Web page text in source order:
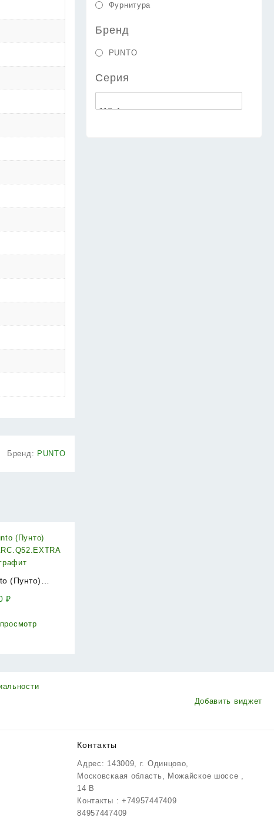
Бренд: PUNTO
(Пунто)
₽
Фурнитура
Бренд
PUNTO
Серия
Добавить виджет
Контакты
Адрес: 143009, г. Одинцово,
Московскаая область, Можайское шоссе ,
14 В
Контакты : +74957447409
84957447409